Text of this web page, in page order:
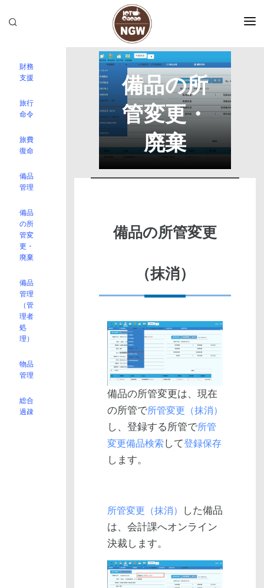
NGW取説
NGW開発BLOG
よくある質問
財務
支援
旅行
命令
旅費
復命
備品
管理
備品
の所
管変
更・
廃棄
備品
管理
（管
理者
処
理）
物品
管理
総合
過疎
備品の所
管変更・
廃棄
備品の所管変更
（抹消）
備品の所管変更は、現在
の所管で所管変更（抹消）
し、登録する所管で所管
変更備品検索 して登録保存
します。
所管変更（抹消）
した備品
は、会計課へオンライン
決裁します。